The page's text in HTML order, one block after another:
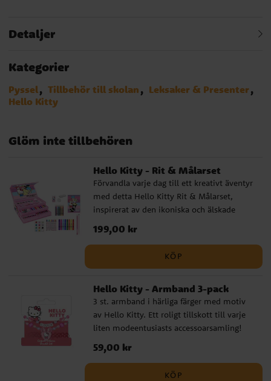
Detaljer
Kategorier
Pyssel Tillbehör till skolan
Leksaker & Presenter
Hello Kitty
Glöm inte tillbehören
Hello Kitty - Rit & Målarset
Förvandla varje dag till ett kreativt äventyr
med detta Hello Kitty Rit & Målarset,
inspirerat av den ikoniska och älskade
karaktären Hello Kitty. Setet innehåller allt
som behövs för att skapa livfulla och
färgstarka konstverk. Det är en fantastisk
möjlighet för barn att uttrycka sig genom
roligt tillsammans med sin favoritkatt.
Setet innehåller: 12 x vattenfärger 1 x
målarpensel 1 x färgpalett 1 x blyertspenna
2 x suddgummin 1 x målarbok med 10
sidor 1 x svamp 8 x tuschpennor 8 x
vaxkritor 8 x färgpennor
Pris:199,00 kr
199,00 kr
KÖP
Hello Kitty - Armband 3-pack
3 st. armband i härliga färger med motiv
av Hello Kitty. Ett roligt tillskott till varje
liten modeentusiasts accessoarsamling!
Perfekta för att tillföra en lekfull och
färgglad touch till alla outfits. Barnstorlek.
Pris:59,00 kr
59,00 kr
KÖP